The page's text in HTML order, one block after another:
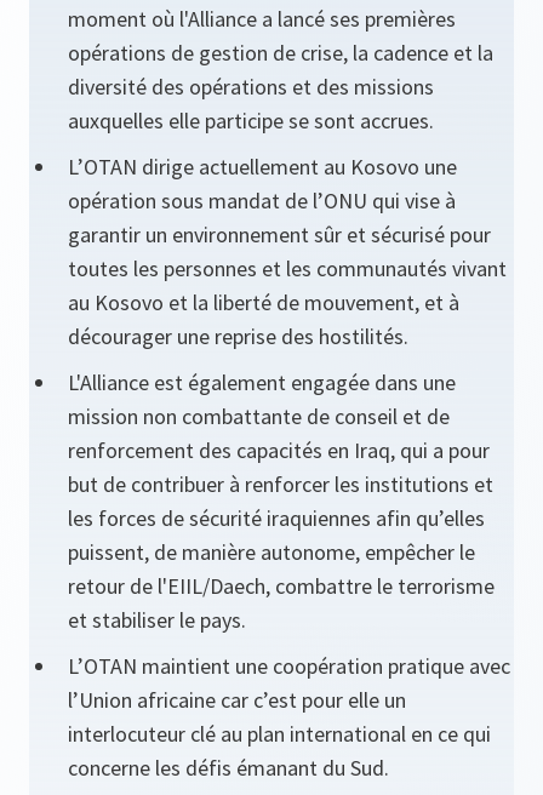
moment où l'Alliance a lancé ses premières
opérations de gestion de crise, la cadence et la
diversité des opérations et des missions
auxquelles elle participe se sont accrues.
L’OTAN dirige actuellement au Kosovo une
opération sous mandat de l’ONU qui vise à
garantir un environnement sûr et sécurisé pour
toutes les personnes et les communautés vivant
au Kosovo et la liberté de mouvement, et à
décourager une reprise des hostilités.
L'Alliance est également engagée dans une
mission non combattante de conseil et de
renforcement des capacités en Iraq, qui a pour
but de contribuer à renforcer les institutions et
les forces de sécurité iraquiennes afin qu’elles
puissent, de manière autonome, empêcher le
retour de l'EIIL/Daech, combattre le terrorisme
et stabiliser le pays.
L’OTAN maintient une coopération pratique avec
l’Union africaine car c’est pour elle un
interlocuteur clé au plan international en ce qui
concerne les défis émanant du Sud.